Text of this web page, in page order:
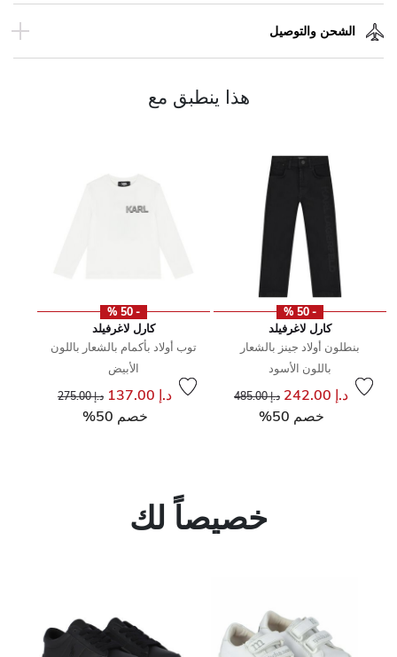
الشحن والتوصيل
هذا ينطبق مع
- 50 %
كارل لاغرفيلد
بنطلون أولاد جينز بالشعار
باللون الأسود
د.إ 242.00 سعر مخفض من د.إ 485.00 إلى
خصم 50%
- 50 %
كارل لاغرفيلد
توب أولاد بأكمام بالشعار باللون
الأبيض
د.إ 137.00 سعر مخفض من د.إ 275.00
خصم 50%
خصيصاً لك